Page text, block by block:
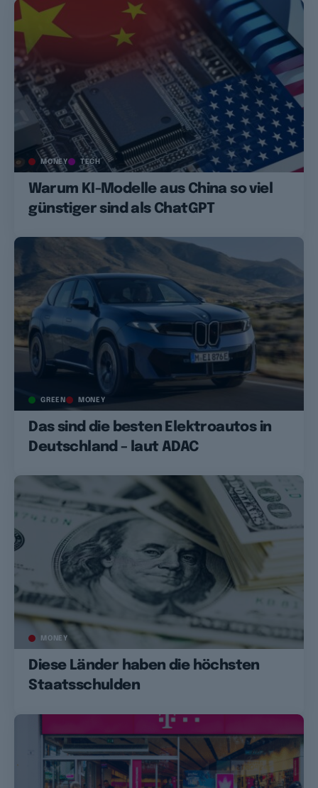
MONEY TECH
Warum KI-Modelle aus China so viel
günstiger sind als ChatGPT
GREEN MONEY
Das sind die besten Elektroautos in
Deutschland – laut ADAC
MONEY
Diese Länder haben die höchsten
Staatsschulden